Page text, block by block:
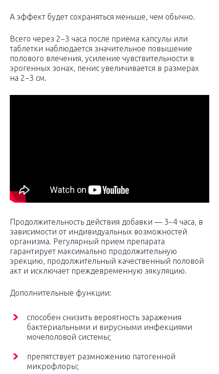
А эффект будет сохраняться меньше, чем обычно.
Всего через 2−3 часа после приема капсулы или
таблетки наблюдается значительное повышение
полового влечения, усиление чувствительности в
эрогенных зонах, пенис увеличивается в размерах
на 2−3 см.
Продолжительность действия добавки — 3−4 часа, в
зависимости от индивидуальных возможностей
организма. Регулярный прием препарата
гарантирует максимально продолжительную
эрекцию, продолжительный качественный половой
акт и исключает преждевременную эякуляцию.
Дополнительные функции:
способен снизить вероятность заражения
бактериальными и вирусными инфекциями
мочеполовой системы;
препятствует размножению патогенной
микрофлоры;